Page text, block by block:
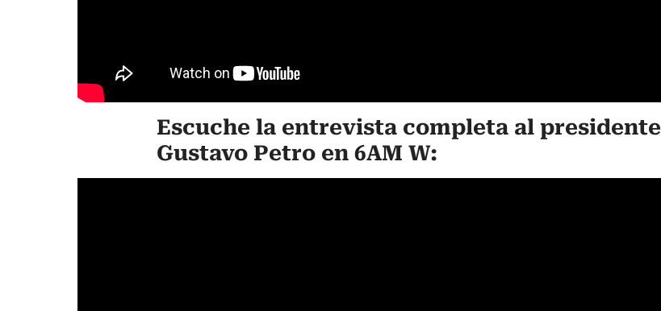
Escuche la entrevista completa al presidente
Gustavo Petro en 6AM W: